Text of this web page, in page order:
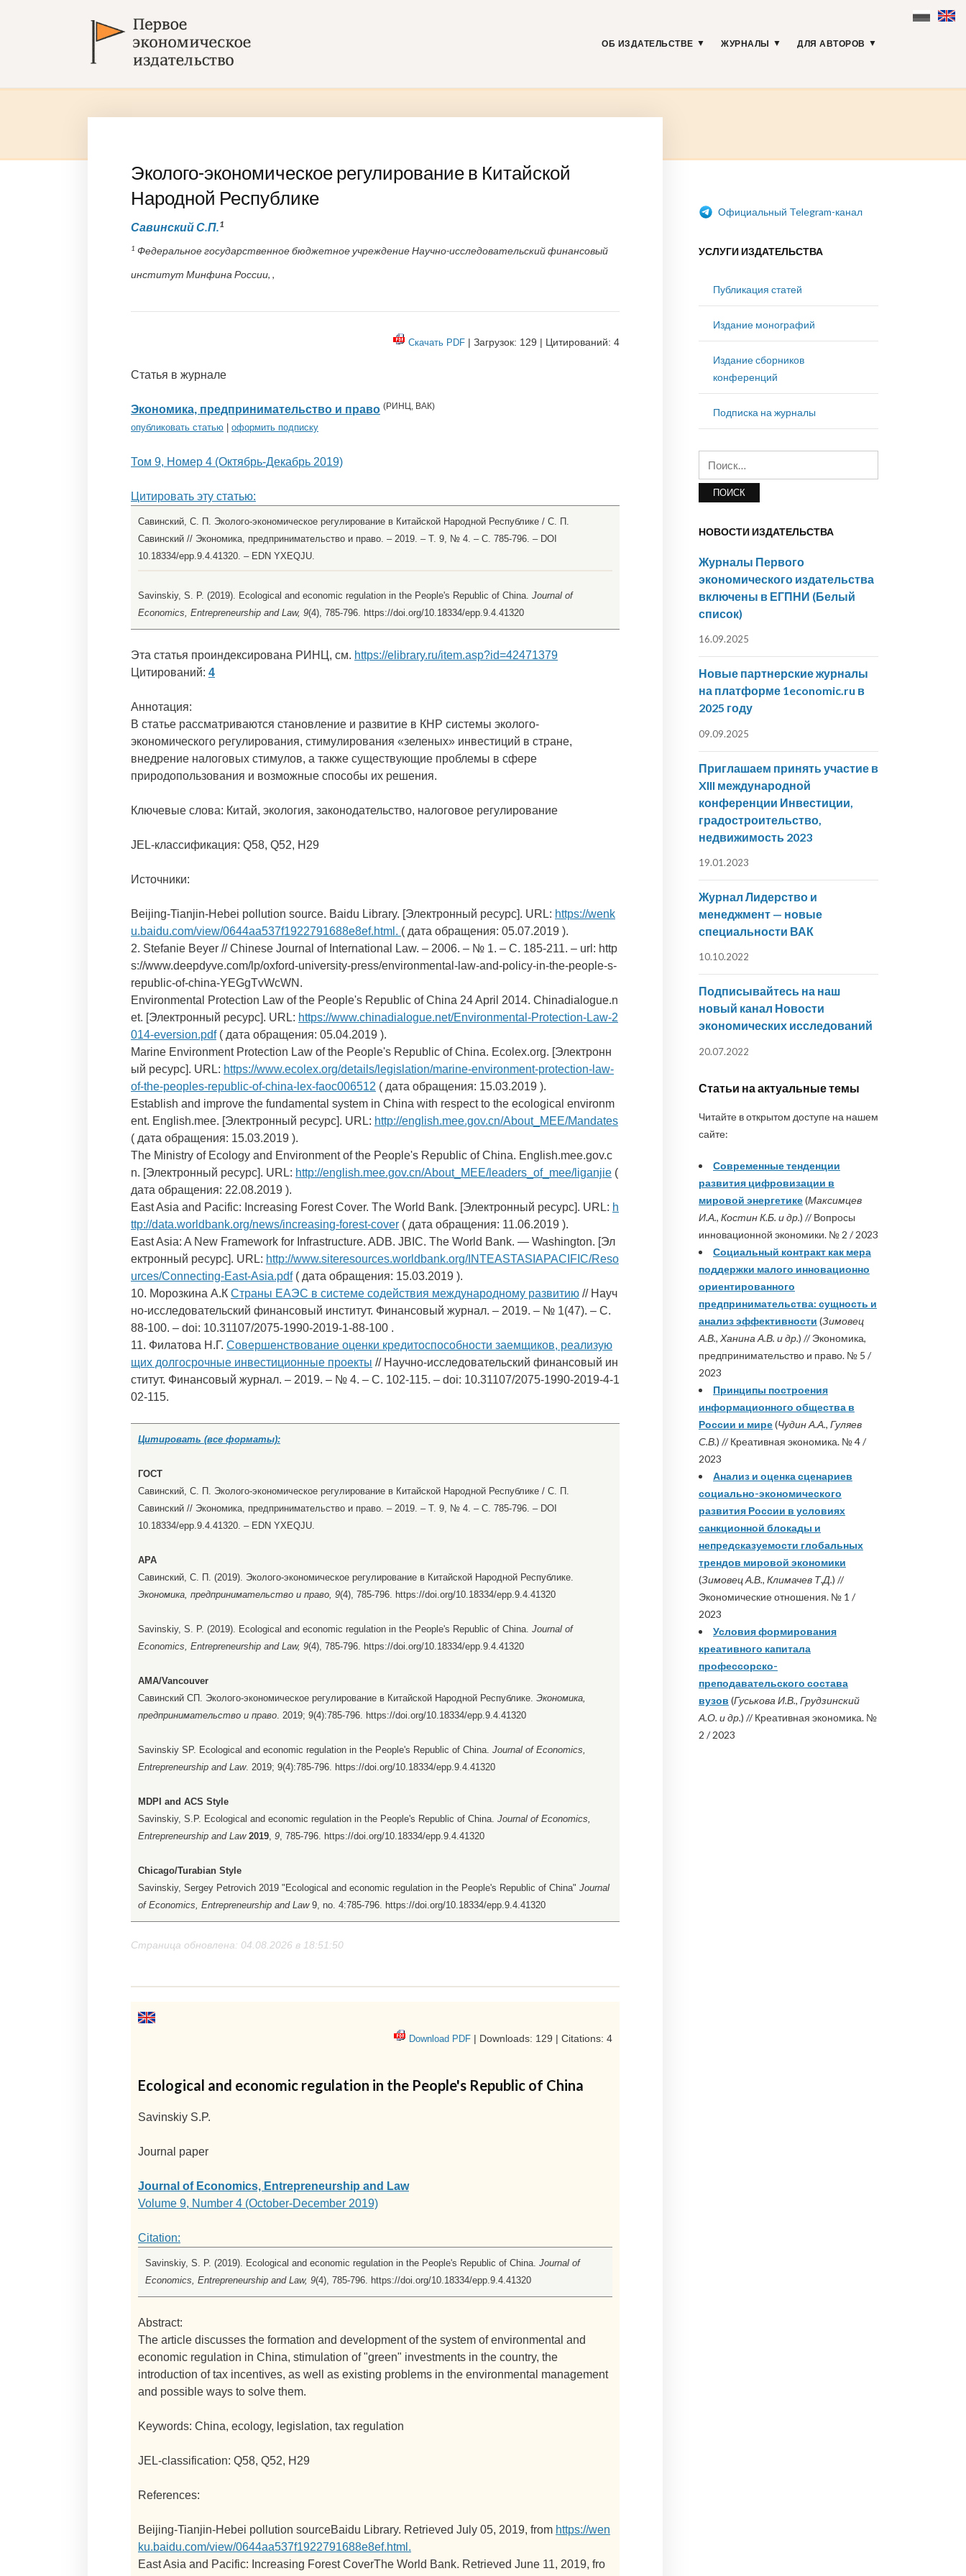
ОБ ИЗДАТЕЛЬСТВЕ ЖУРНАЛЫ ДЛЯ АВТОРОВ
Эколого-экономическое регулирование в Китайской
Народной Республике
Савинский С.П.1
1 Федеральное государственное бюджетное учреждение Научно-исследовательский финансовый
институт Минфина России, ,
Скачать PDF | Загрузок: 129 | Цитирований: 4
Статья в журнале
Экономика, предпринимательство и право (РИНЦ, ВАК)
опубликовать статью оформить подписку
Том 9, Номер 4 (Октябрь-Декабрь 2019)
Цитировать эту статью:
Савинский, С. П. Эколого-экономическое регулирование в Китайской Народной Республике / С. П.
Савинский // Экономика, предпринимательство и право. – 2019. – Т. 9, № 4. – С. 785-796. – DOI
10.18334/epp.9.4.41320. – EDN YXEQJU.
Savinskiy, S. P. (2019). Ecological and economic regulation in the People's Republic of China. Journal of
Economics, Entrepreneurship and Law, 9(4), 785-796. https://doi.org/10.18334/epp.9.4.41320
Эта статья проиндексирована РИНЦ, см. https://elibrary.ru/item.asp?id=42471379
Цитирований: 4
Аннотация:
В статье рассматриваются становление и развитие в КНР системы эколого-
экономического регулирования, стимулирования «зеленых» инвестиций в стране,
внедрение налоговых стимулов, а также существующие проблемы в сфере
природопользования и возможные способы их решения.
Ключевые слова: Китай, экология, законодательство, налоговое регулирование
JEL-классификация: Q58, Q52, H29
Источники:
Beijing-Tianjin-Hebei pollution source. Baidu Library. [Электронный ресурс]. URL: https://wenk
u.baidu.com/view/0644aa537f1922791688e8ef.html. ( дата обращения: 05.07.2019 ).
2. Stefanie Beyer // Chinese Journal of International Law. – 2006. – № 1. – С. 185-211. – url: http
s://www.deepdyve.com/lp/oxford-university-press/environmental-law-and-policy-in-the-people-s-
republic-of-china-YEGgTvWcWN.
Environmental Protection Law of the People's Republic of China 24 April 2014. Chinadialogue.n
et. [Электронный ресурс]. URL: https://www.chinadialogue.net/Environmental-Protection-Law-2
014-eversion.pdf( дата обращения: 05.04.2019 ).
Marine Environment Protection Law of the People's Republic of China. Ecolex.org. [Электронн
ый ресурс]. URL: https://www.ecolex.org/details/legislation/marine-environment-protection-law-
of-the-peoples-republic-of-china-lex-faoc006512 ( дата обращения: 15.03.2019 ).
Establish and improve the fundamental system in China with respect to the ecological environm
ent. English.mee. [Электронный ресурс]. URL: http://english.mee.gov.cn/About_MEE/Mandates
( дата обращения: 15.03.2019 ).
The Ministry of Ecology and Environment of the People's Republic of China. English.mee.gov.c
n. [Электронный ресурс]. URL: http://english.mee.gov.cn/About_MEE/leaders_of_mee/liganjie (
дата обращения: 22.08.2019 ).
East Asia and Pacific: Increasing Forest Cover. The World Bank. [Электронный ресурс]. URL: h
ttp://data.worldbank.org/news/increasing-forest-cover ( дата обращения: 11.06.2019 ).
East Asia: A New Framework for Infrastructure. ADB. JBIC. The World Bank. — Washington. [Эл
ектронный ресурс]. URL: http://www.siteresources.worldbank.org/INTEASTASIAPACIFIC/Reso
urces/Connecting-East-Asia.pdf( дата обращения: 15.03.2019 ).
10. Морозкина А.К Страны ЕАЭС в системе содействия международному развитию // Науч
но-исследовательский финансовый институт. Финансовый журнал. – 2019. – № 1(47). – С.
88-100. – doi: 10.31107/2075-1990-2019-1-88-100 .
11. Филатова Н.Г. Совершенствование оценки кредитоспособности заемщиков, реализую
щих долгосрочные инвестиционные проекты // Научно-исследовательский финансовый ин
ститут. Финансовый журнал. – 2019. – № 4. – С. 102-115. – doi: 10.31107/2075-1990-2019-4-1
02-115.
Цитировать (все форматы):
ГОСТ
Савинский, С. П. Эколого-экономическое регулирование в Китайской Народной Республике / С. П.
Савинский // Экономика, предпринимательство и право. – 2019. – Т. 9, № 4. – С. 785-796. – DOI
10.18334/epp.9.4.41320. – EDN YXEQJU.
APA
Савинский, С. П. (2019). Эколого-экономическое регулирование в Китайской Народной Республике.
Экономика, предпринимательство и право, 9(4), 785-796. https://doi.org/10.18334/epp.9.4.41320
Savinskiy, S. P. (2019). Ecological and economic regulation in the People's Republic of China. Journal of
Economics, Entrepreneurship and Law, 9(4), 785-796. https://doi.org/10.18334/epp.9.4.41320
AMA/Vancouver
Савинский СП. Эколого-экономическое регулирование в Китайской Народной Республике. Экономика,
предпринимательство и право. 2019; 9(4):785-796. https://doi.org/10.18334/epp.9.4.41320
Savinskiy SP. Ecological and economic regulation in the People's Republic of China. Journal of Economics,
Entrepreneurship and Law. 2019; 9(4):785-796. https://doi.org/10.18334/epp.9.4.41320
MDPI and ACS Style
Savinskiy, S.P. Ecological and economic regulation in the People's Republic of China. Journal of Economics,
Entrepreneurship and Law 2019, 9, 785-796. https://doi.org/10.18334/epp.9.4.41320
Chicago/Turabian Style
Savinskiy, Sergey Petrovich 2019 "Ecological and economic regulation in the People's Republic of China" Journal
of Economics, Entrepreneurship and Law 9, no. 4:785-796. https://doi.org/10.18334/epp.9.4.41320
Страница обновлена: 04.08.2026 в 18:51:50
Download PDF | Downloads: 129 | Citations: 4
Ecological and economic regulation in the People's Republic of China
Savinskiy S.P.
Journal paper
Journal of Economics, Entrepreneurship and Law
Volume 9, Number 4 (October-December 2019)
Citation:
Savinskiy, S. P. (2019). Ecological and economic regulation in the People's Republic of China. Journal of
Economics, Entrepreneurship and Law, 9(4), 785-796. https://doi.org/10.18334/epp.9.4.41320
Abstract:
The article discusses the formation and development of the system of environmental and
economic regulation in China, stimulation of "green" investments in the country, the
introduction of tax incentives, as well as existing problems in the environmental management
and possible ways to solve them.
Keywords: China, ecology, legislation, tax regulation
JEL-classification: Q58, Q52, H29
References:
Beijing-Tianjin-Hebei pollution sourceBaidu Library. Retrieved July 05, 2019, from https://wen
ku.baidu.com/view/0644aa537f1922791688e8ef.html.
East Asia and Pacific: Increasing Forest CoverThe World Bank. Retrieved June 11, 2019, fro
Официальный Telegram-канал
УСЛУГИ ИЗДАТЕЛЬСТВА
Публикация статей
Издание монографий
Издание сборников
конференций
Подписка на журналы
НОВОСТИ ИЗДАТЕЛЬСТВА
Журналы Первого
экономического издательства
включены в ЕГПНИ (Белый
список)
16.09.2025
Новые партнерские журналы
на платформе 1economic.ru в
2025 году
09.09.2025
Приглашаем принять участие в
XIII международной
конференции Инвестиции,
градостроительство,
недвижимость 2023
19.01.2023
Журнал Лидерство и
менеджмент — новые
специальности ВАК
10.10.2022
Подписывайтесь на наш
новый канал Новости
экономических исследований
20.07.2022
Статьи на актуальные темы
Читайте в открытом доступе на нашем
сайте:
Современные тенденции
развития цифровизации в
мировой энергетике(Максимцев
И.А., Костин К.Б. и др.) // Вопросы
инновационной экономики. № 2 / 2023
Социальный контракт как мера
поддержки малого инновационно
ориентированного
предпринимательства: сущность и
анализ эффективности (Зимовец
А.В., Ханина А.В. и др.) // Экономика,
предпринимательство и право. № 5 /
2023
Принципы построения
информационного общества в
России и мире(Чудин А.А., Гуляев
С.В.) // Креативная экономика. № 4 /
2023
Анализ и оценка сценариев
социально-экономического
развития России в условиях
санкционной блокады и
непредсказуемости глобальных
трендов мировой экономики
(Зимовец А.В., Климачев Т.Д.) //
Экономические отношения. № 1 /
2023
Условия формирования
креативного капитала
профессорско-
преподавательского состава
вузов (Гуськова И.В., Грудзинский
А.О. и др.) // Креативная экономика. №
2 / 2023